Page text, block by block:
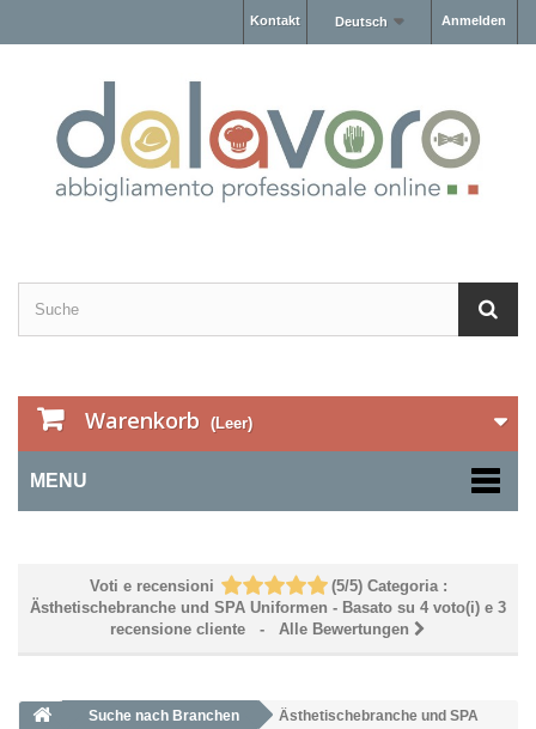
Anmelden
Deutsch
Kontakt
Warenkorb (Leer)
MENU
Voti e recensioni (5/5) Categoria :
Ästhetischebranche und SPA Uniformen - Basato su 4 voto(i) e 3
recensione cliente
- Alle Bewertungen
Suche nach Branchen
Ästhetischebranche und SPA